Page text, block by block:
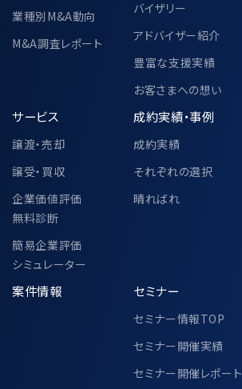
業種別M&A動向
M&A調査レポート
バイザリー
アドバイザー紹介
豊富な支援実績
お客さまへの想い
サービス
譲渡・売却
譲受・買収
企業価値評価
無料診断
簡易企業評価
シミュレーター
成約実績・事例
成約実績
それぞれの選択
晴ればれ
案件情報 セミナー
セミナー情報TOP
セミナー開催実績
セミナー開催レポート